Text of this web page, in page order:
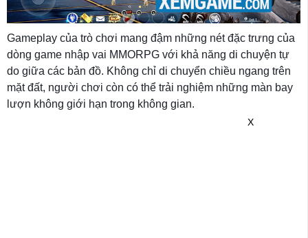
Gameplay của trò chơi mang đậm những nét đặc trưng của
dòng game nhập vai MMORPG với khả năng di chuyện tự
do giữa các bản đồ. Không chỉ di chuyển chiều ngang trên
mặt đất, người chơi còn có thể trải nghiệm những màn bay
lượn không giới hạn trong không gian.
X